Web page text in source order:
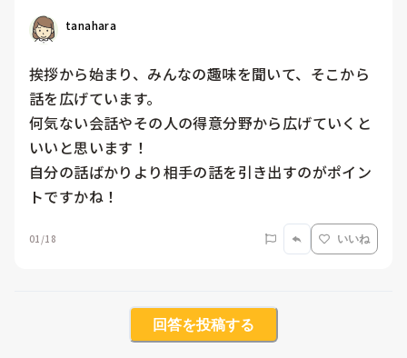
tanahara
挨拶から始まり、みんなの趣味を聞いて、そこから
話を広げています。
何気ない会話やその人の得意分野から広げていくと
いいと思います！
自分の話ばかりより相手の話を引き出すのがポイン
トですかね！
01/18 いいね
回答を投稿する